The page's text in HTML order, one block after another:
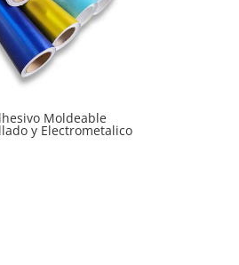
Moldeable
y Electrometalico